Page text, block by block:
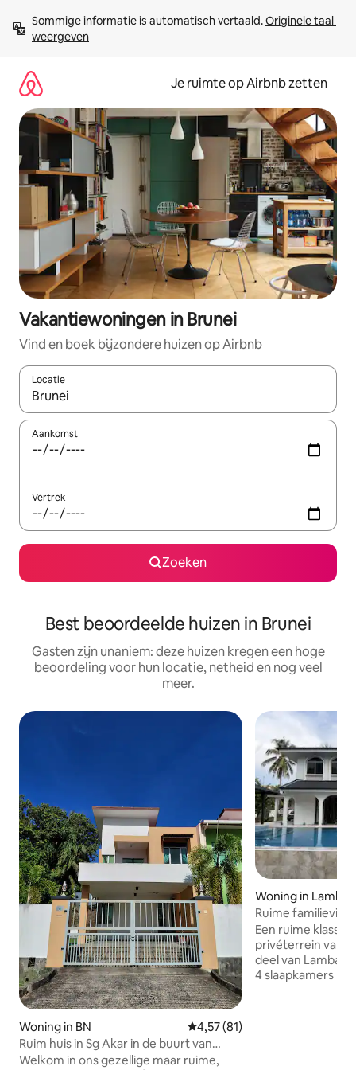
direct
naar
Sommige informatie is automatisch vertaald. Originele taal
weergeven
Je ruimte op Airbnb zetten
Vakantiewoningen in Brunei
Vind en boek bijzondere huizen op Airbnb
Locatie
Wanneer er suggesties beschikbaar zijn, maak je een keuze
Aankomst
Vertrek
Zoeken
Best beoordeelde huizen in Brunei
Gasten zijn unaniem: deze huizen kregen een hoge
beoordeling voor hun locatie, netheid en nog veel
meer.
Woning in BN Gemiddelde beoordeling van
4,57 (81)
Ruim huis in Sg Akar in de buurt van
luchthaven en winkelcentra
Welkom in ons gezellige maar ruime,
Woning in
Ruime familievilla
Een ruime
privéterrein van
deel van
4 slaapkamers